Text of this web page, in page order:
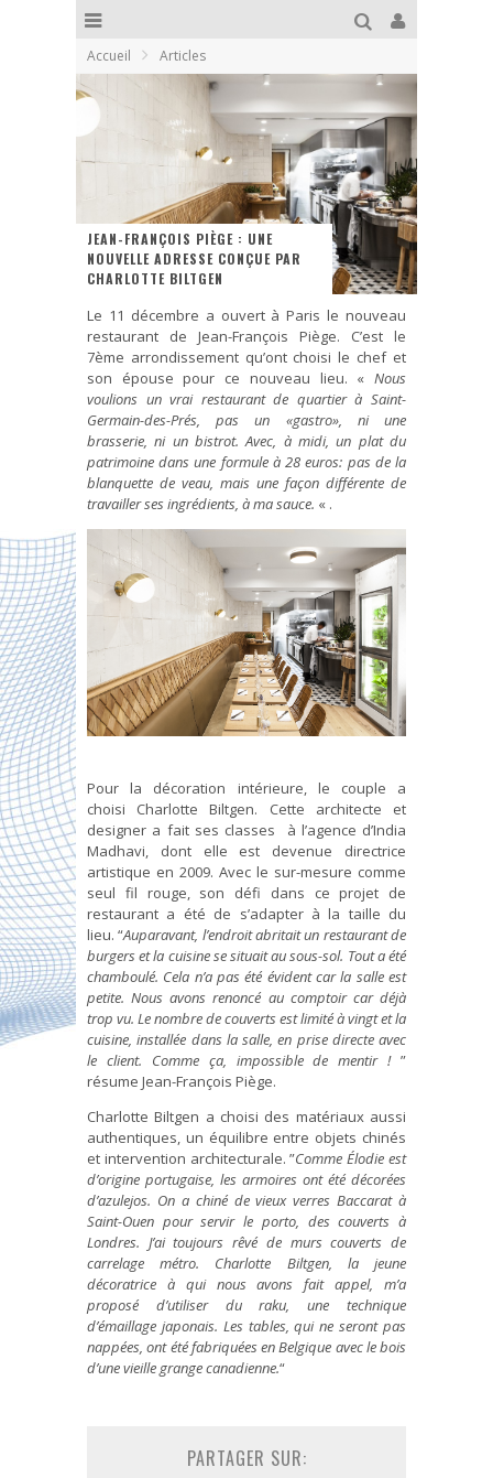
Accueil Articles
JEAN-FRANÇOIS PIÈGE : UNE
NOUVELLE ADRESSE CONÇUE PAR
CHARLOTTE BILTGEN
Le 11 décembre a ouvert à Paris le nouveau
restaurant de Jean-François Piège. C’est le
7ème arrondissement qu’ont choisi le chef et
son épouse pour ce nouveau lieu. « Nous
voulions un vrai restaurant de quartier à Saint-
Germain-des-Prés, pas un «gastro», ni une
brasserie, ni un bistrot. Avec, à midi, un plat du
patrimoine dans une formule à 28 euros: pas de la
blanquette de veau, mais une façon différente de
travailler ses ingrédients, à ma sauce. « .
Pour la décoration intérieure, le couple a
choisi Charlotte Biltgen. Cette architecte et
designer a fait ses classes à l’agence d’India
Madhavi,
dont elle est devenue directrice
artistique en 2009. Avec le sur-mesure comme
seul fil rouge, son défi dans ce projet de
restaurant a été de s’adapter à la taille du
lieu. “Auparavant, l’endroit abritait un restaurant de
burgers et la cuisine se situait au sous-sol. Tout a été
chamboulé. Cela n’a pas été évident car la salle est
petite. Nous avons renoncé au comptoir car déjà
trop vu. Le nombre de couverts est limité à vingt et la
cuisine, installée dans la salle, en prise directe avec
le client. Comme ça, impossible de mentir !”
résume Jean-François Piège.
Charlotte Biltgen a choisi des matériaux aussi
authentiques, un équilibre entre objets chinés
et intervention architecturale. ”Comme Élodie est
d’origine portugaise, les armoires ont été décorées
d’azulejos. On a chiné de vieux verres Baccarat à
Saint-Ouen pour servir le porto, des couverts à
Londres. J’ai toujours rêvé de murs couverts de
carrelage métro. Charlotte Biltgen, la jeune
décoratrice à qui nous avons fait appel, m’a
proposé d’utiliser du raku, une technique
d’émaillage japonais. Les tables, qui ne seront pas
nappées, ont été fabriquées en Belgique avec le bois
d’une vieille grange canadienne.“
PARTAGER SUR: